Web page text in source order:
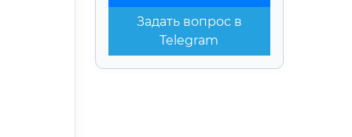
Задать вопрос в
Telegram